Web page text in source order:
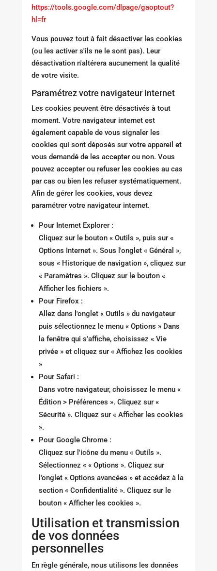
https://tools.google.com/dlpage/gaoptout?
hl=fr
Vous pouvez tout à fait désactiver les cookies
(ou les activer s'ils ne le sont pas). Leur
désactivation n'altérera aucunement la qualité
de votre visite.
Paramétrez votre navigateur internet
Les cookies peuvent être désactivés à tout
moment. Votre navigateur internet est
également capable de vous signaler les
cookies qui sont déposés sur votre appareil et
vous demandé de les accepter ou non. Vous
pouvez accepter ou refuser les cookies au cas
par cas ou bien les refuser systématiquement.
Afin de gérer les cookies, vous devez
paramétrer votre navigateur internet.
Pour Internet Explorer :
Cliquez sur le bouton « Outils », puis sur «
Options Internet ». Sous l'onglet « Général »,
sous « Historique de navigation », cliquez sur
« Paramètres ». Cliquez sur le bouton «
Afficher les fichiers ».
Pour Firefox :
Allez dans l'onglet « Outils » du navigateur
puis sélectionnez le menu « Options » Dans
la fenêtre qui s'affiche, choisissez « Vie
privée » et cliquez sur « Affichez les cookies
»
Pour Safari :
Dans votre navigateur, choisissez le menu «
Édition > Préférences ». Cliquez sur «
Sécurité ». Cliquez sur « Afficher les cookies
».
Pour Google Chrome :
Cliquez sur l'icône du menu « Outils ».
Sélectionnez « « Options ». Cliquez sur
l'onglet « Options avancées » et accédez à la
section « Confidentialité ». Cliquez sur le
bouton « Afficher les cookies ».
Utilisation et transmission
de vos données
personnelles
En règle générale, nous utilisons les données